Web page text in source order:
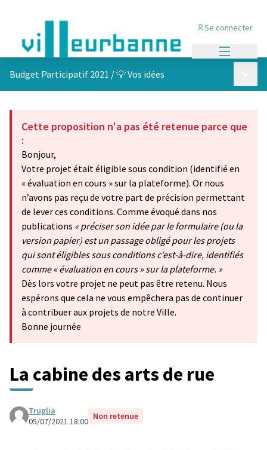
Se connecter
Budget Participatif 2021 /💡 Vos idées
Cette proposition n'a pas été retenue parce que
:
Bonjour,
Votre projet était éligible sous condition (identifié en
« évaluation en cours » sur la plateforme). Or nous
n’avons pas reçu de votre part de précision permettant
de lever ces conditions. Comme évoqué dans nos
publications « préciser son idée par le formulaire (ou la
version papier) est un passage obligé pour les projets
qui sont éligibles sous conditions c’est-à-dire, identifiés
comme « évaluation en cours » sur la plateforme. »
Dès lors votre projet ne peut pas être retenu. Nous
espérons que cela ne vous empêchera pas de continuer
à contribuer aux projets de notre Ville.
Bonne journée
La cabine des arts de rue
Truglia
05/07/2021 18:00 Non retenue